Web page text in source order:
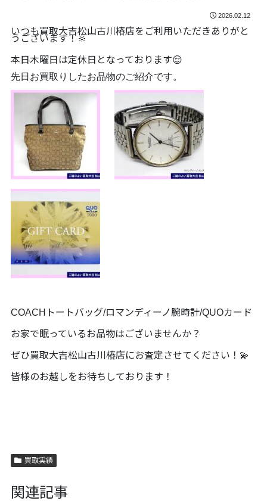
2026.02.12
いつも買取大吉松山古川椿店をご利用いただきありがと
うございます！🔆
本日木曜日は定休日となっております😌
先日お買取りしたお品物のご紹介です。
COACHトートバッグ/ロマンディーノ腕時計/QUOカード
お家で眠っているお品物はございませんか？
ぜひ買取大吉松山古川椿店にお査定させてください！💫
皆様のお越しをお待ちしております！
買取実績
関連記事